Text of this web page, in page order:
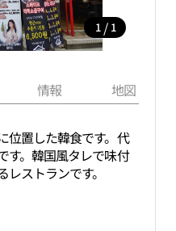
1 / 1
情報 地図
位置した韓食です。代
す。韓国風タレで味付
ストランです。